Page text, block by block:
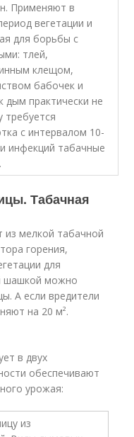
Применяют в
вегетации и
для борьбы с
тлей,
клещом,
бабочек и
дым практически не
требуется
с интервалом 10-
инфекций табачные
Табачная
мелкой табачной
горения,
для
шашкой можно
А если вредители
на 20 м².
в двух
обеспечивают
урожая: